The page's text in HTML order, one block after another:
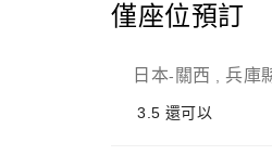
僅座位預訂
日本- 關西 兵庫
3.5 還可以